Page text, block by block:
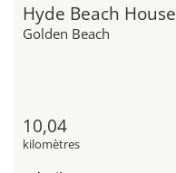
Hyde Beach House
Golden Beach
10,04
kilomètres